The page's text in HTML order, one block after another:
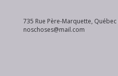
735 Rue Père-Marquette, Québec
noschoses@mail.com